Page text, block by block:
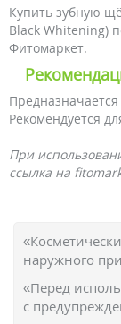
Купить зубную
Black Whitening)
Фитомаркет.
Рекомендуется
При
ссылка на
наружного
«Перед
с